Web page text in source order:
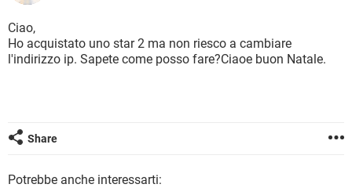
TIKTOK
HARDWARE
INSTAGRAM
TIKTOK FACEBOOK
INTRATTENIMENTO
iOS
INSTAGRAM WHATSAPP
COVID-19
INTRATTENIMENTO ANDROID
TIKTOK
Ciao,
Ho acquistato uno star 2 ma non riesco a cambiare
l'indirizzo ip. Sapete come posso fare?Ciaoe buon Natale.
Share
Potrebbe anche interessarti: